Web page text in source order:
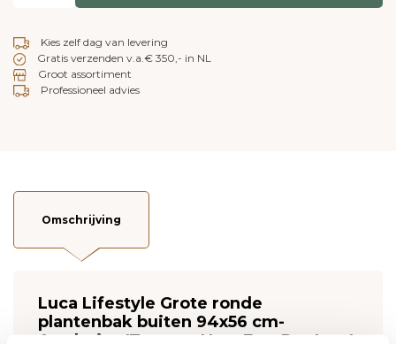
Kies zelf dag van levering
Gratis verzenden v.a.€ 350,- in NL
Groot assortiment
Professioneel advies
Omschrijving
Luca Lifestyle Grote ronde
plantenbak buiten 94x56 cm-